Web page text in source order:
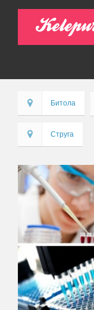
ПРЕТХОДНИ
КОНТАКТ
Битола
Струга